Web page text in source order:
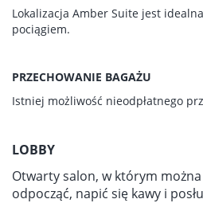
Lokalizacja Amber Suite jest
pociągiem.
PRZECHOWANIE BAGAŻU
Istniej możliwość nieodpłatnego
LOBBY
Otwarty salon, w którym
odpocząć, napić się kawy i